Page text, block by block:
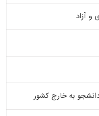
و آزاد
به خارج کشور